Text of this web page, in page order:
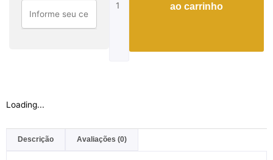
ao carrinho
Loading...
Descrição Avaliações (0)